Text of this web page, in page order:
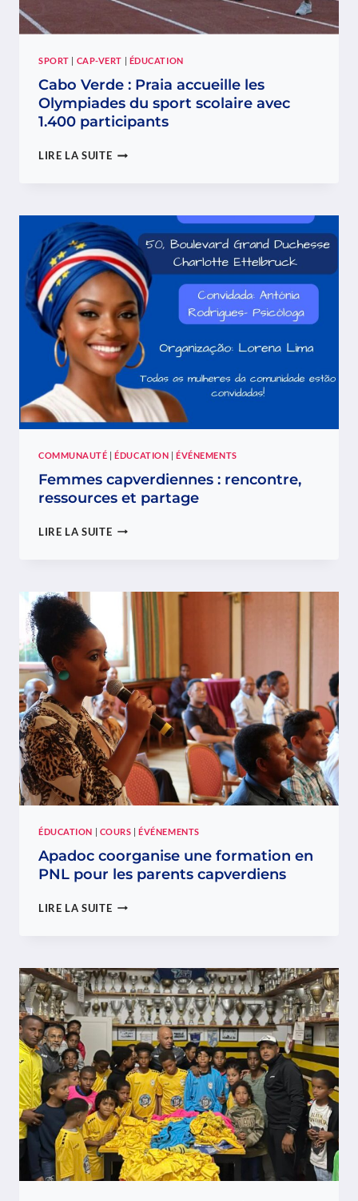
SPORT | CAP-VERT | ÉDUCATION
Cabo Verde : Praia accueille les
Olympiades du sport scolaire avec
1.400 participants
LIRE LA SUITECABO
ACCUEILLE
LES
OLYMPIADES
DU
SPORT
SCOLAIRE
AVEC
1.400
PARTICIPANTS
COMMUNAUTÉ |ÉDUCATION |ÉVÉNEMENTS
Femmes capverdiennes : rencontre,
ressources et partage
LIRE LA SUITEFEMMES
RESSOURCES
PARTAGE
ÉDUCATION | COURS |ÉVÉNEMENTS
Apadoc coorganise une formation en
PNL pour les parents capverdiens
LIRE LA SUITEAPADOC
EN
PNL
POUR
LES
PARENTS
CAPVERDIENS